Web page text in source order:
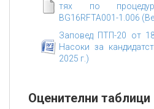
тях по
BG16RFTA001-1.006
Заповед ПТП-20 от
Насоки за
2025 г.)
Оценителни таблици